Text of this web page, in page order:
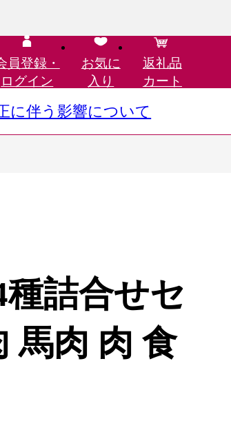
員登録・
ログイン
お気に
入り
返礼品
カート
に伴う影響について
詰合せセ
馬肉 肉 食